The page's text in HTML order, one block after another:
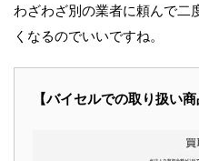
わざわざ別の業者に頼んで二
くなるのでいいですね。
【バイセルでの取り扱い商